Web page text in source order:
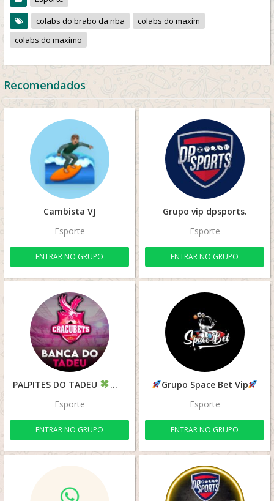
colabs do brabo da nba
colabs do maxim
colabs do maximo
Recomendados
Cambista VJ
Esporte
ENTRAR NO GRUPO
Grupo vip dpsports.
Esporte
ENTRAR NO GRUPO
PALPITES DO TADEU
Esporte
ENTRAR NO GRUPO
Grupo Space Bet Vip
Esporte
ENTRAR NO GRUPO